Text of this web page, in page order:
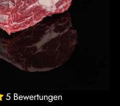
5 Bewertungen